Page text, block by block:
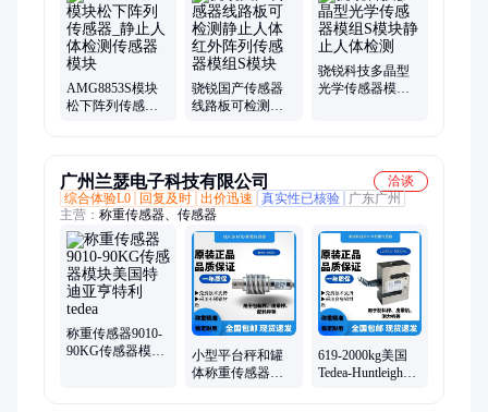
幕、施莱格安全光栅、施莱格光栅、安全光栅施莱格、光栅施莱
格、施莱格安全光幕、安全光电、安全开关、安全门锁、感应器
AMG8853S模块
松下阵列传感器_
骁锐国产传感器
线路板可检测静
骁锐科技多晶型
光学传感器模组S
广州兰瑟电子科技有限公司
洽谈
综合体验L0
回复及时 出价迅速 真实性已核验
广东广州
主营： 称重传感器、传感器
称重传感器9010-
90KG传感器模块
小型平台秤和罐
体称重传感器
619-2000kg美国
Tedea-Huntleigh称